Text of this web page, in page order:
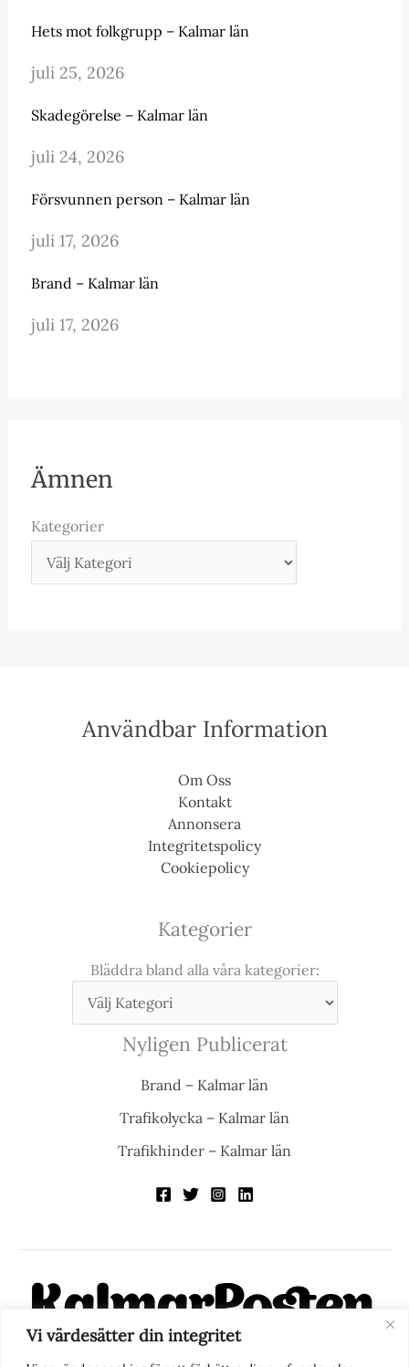
Vi värdesätter din integritet
Hets mot folkgrupp – Kalmar län
juli 25, 2026
Skadegörelse – Kalmar län
juli 24, 2026
Försvunnen person – Kalmar län
juli 17, 2026
Brand – Kalmar län
juli 17, 2026
Ämnen
Kategorier
Användbar Information
Om Oss
Kontakt
Annonsera
Integritetspolicy
Cookiepolicy
Kategorier
Bläddra bland alla våra kategorier:
Nyligen Publicerat
Brand – Kalmar län
Trafikolycka – Kalmar län
Trafikhinder – Kalmar län
KalmarPosten är en modern lokalnyhetstidning på nätet. Med